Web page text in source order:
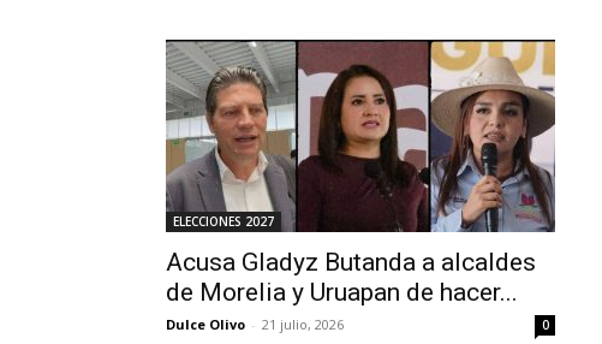
ELECCIONES 2027
Acusa Gladyz Butanda a alcaldes
de Morelia y Uruapan de hacer...
Dulce Olivo - 21 julio, 2026 0